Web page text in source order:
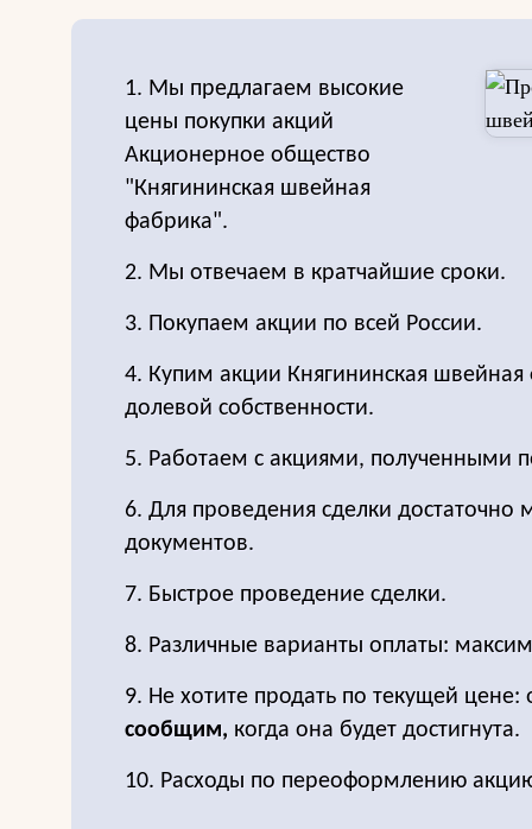
1. Мы предлагаем высокие
цены покупки акций
Акционерное общество
"Княгининская швейная
фабрика".
2. Мы отвечаем в кратчайшие сроки.
3. Покупаем акции по всей России.
4. Купим акции Княгининская
долевой собственности.
5. Работаем с акциями, полученными
6. Для проведения сделки достаточно
документов.
7. Быстрое проведение сделки.
8. Различные варианты оплаты:
9. Не хотите продать по текущей цене:
сообщим, когда она будет достигнута.
10. Расходы по переоформлению